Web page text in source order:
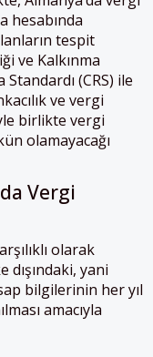
hesabında
tespit
ve Kalkınma
(CRS) ile
ve vergi
birlikte vergi
olamayacağı
Vergi
olarak
yani
bilgilerinin her yıl
amacıyla